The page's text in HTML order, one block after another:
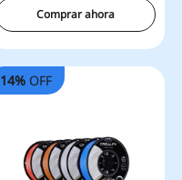
Comprar ahora
14%OFF